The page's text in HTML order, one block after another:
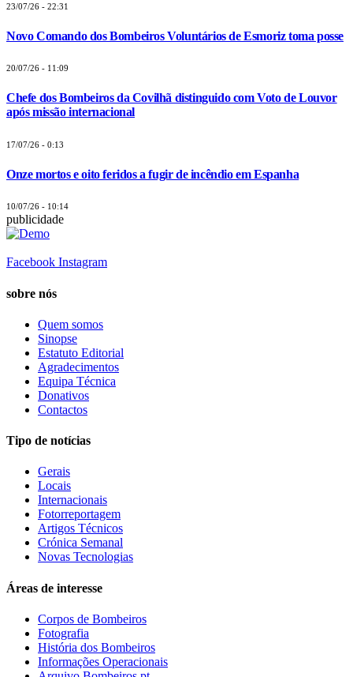
23/07/26 - 22:31
Novo Comando dos Bombeiros Voluntários de Esmoriz toma posse
20/07/26 - 11:09
Chefe dos Bombeiros da Covilhã distinguido com Voto de Louvor
após missão internacional
17/07/26 - 0:13
Onze mortos e oito feridos a fugir de incêndio em Espanha
10/07/26 - 10:14
publicidade
Facebook Instagram
sobre nós
Quem somos
Sinopse
Estatuto Editorial
Agradecimentos
Equipa Técnica
Donativos
Contactos
Tipo de notícias
Gerais
Locais
Internacionais
Fotorreportagem
Artigos Técnicos
Crónica Semanal
Novas Tecnologias
Áreas de interesse
Corpos de Bombeiros
Fotografia
História dos Bombeiros
Informações Operacionais